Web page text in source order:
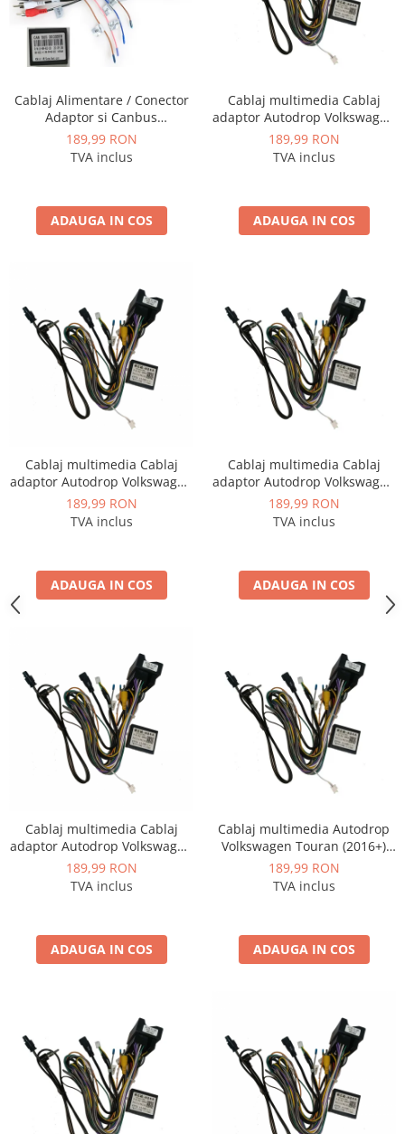
Cablaj Alimentare / Conector
Adaptor si Canbus
Volkswagen / Skoda / Seat
pentru navigatii Android - AD-
189,99 RON
TVA inclus
ADAUGA IN COS
Cablaj multimedia Cablaj
adaptor Autodrop Volkswagen
Golf 7 (2013+) pentru Navigații
multimedia Android
189,99 RON
TVA inclus
ADAUGA IN COS
Cablaj multimedia Cablaj
adaptor Autodrop Volkswagen
Golf 7 (2013+) pentru Navigații
multimedia Android
189,99 RON
TVA inclus
ADAUGA IN COS
Cablaj multimedia Cablaj
adaptor Autodrop Volkswagen
Golf Sportsvan (2016+) pentru
Navigații multimedia Android
189,99 RON
TVA inclus
ADAUGA IN COS
Cablaj multimedia Cablaj
adaptor Autodrop Volkswagen
Caddy (2023+) pentru
Navigații multimedia Android
189,99 RON
TVA inclus
ADAUGA IN COS
Cablaj multimedia Autodrop
Volkswagen Touran (2016+)
pentru Navigații multimedia
Android
189,99 RON
TVA inclus
ADAUGA IN COS